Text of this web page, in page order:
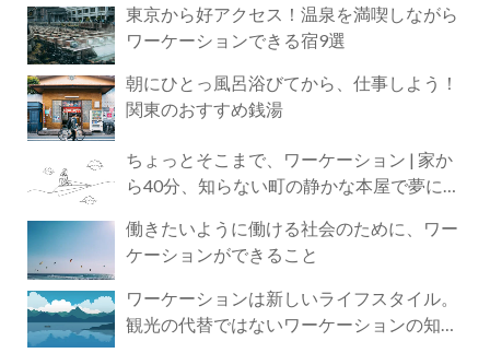
東京から好アクセス！温泉を満喫しながら
ワーケーションできる宿9選
朝にひとっ風呂浴びてから、仕事しよう！
関東のおすすめ銭湯
ちょっとそこまで、ワーケーション | 家か
ら40分、知らない町の静かな本屋で夢に近
働きたいように働ける社会のために、ワー
ケーションができること
ワーケーションは新しいライフスタイル。
観光の代替ではないワーケーションの知ら